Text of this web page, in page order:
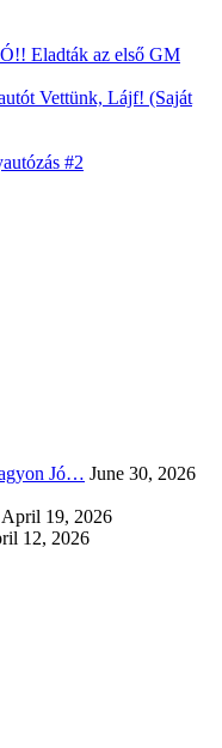
Eladták az első GM
Vettünk, Lájf! (Saját
#2
Jó… June 30, 2026
April 19, 2026
12, 2026